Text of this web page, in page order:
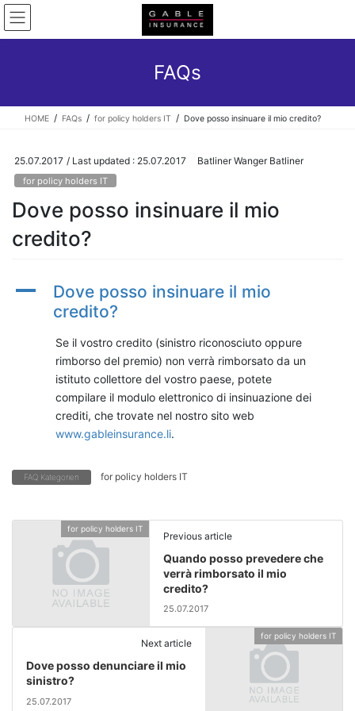
Skip
the
Skip
the
FAQs
HOME FAQs for policy holders IT Dove posso insinuare il mio credito?
25.07.2017 / Last updated : 25.07.2017 Batliner Wanger Batliner
for policy holders IT
Dove posso insinuare il mio
credito?
A
Dove posso insinuare il mio
credito?
Se il vostro credito (sinistro riconosciuto oppure
rimborso del premio) non verrà rimborsato da un
istituto collettore del vostro paese, potete
compilare il modulo elettronico di insinuazione dei
crediti, che trovate nel nostro sito web
www.gableinsurance.li.
FAQ Kategorien for policy holders IT
for policy holders IT
Previous article
Quando posso prevedere che
verrà rimborsato il mio
credito?
25.07.2017
for policy holders IT
Next article
Dove posso denunciare il mio
sinistro?
25.07.2017